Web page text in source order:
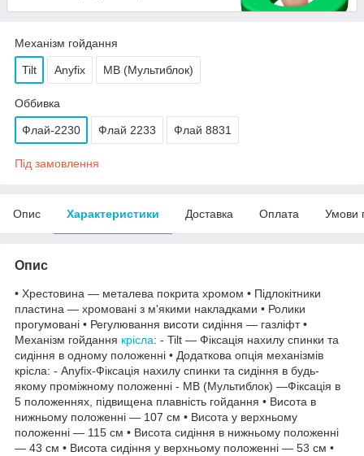
Механізм гойдання
Tilt Anyfix МВ (Мультиблок)
Оббивка
Флай-2230 Флай 2233 Флай 8831
Під замовлення
Опис Характеристики Доставка Оплата Умови
Опис
• Хрестовина — металева покрита хромом • Підлокітники
пластина — хромовані з м'якими накладками • Ролики
прогумовані • Регулювання висоти сидіння — газліфт •
Механізм гойдання крісла: - Tilt — Фіксація нахилу спинки та
сидіння в одному положенні • Додаткова опція механізмів
крісла: - Anyfix-Фіксація нахилу спинки та сидіння в будь-
якому проміжному положенні - МВ (Мультиблок) —Фіксація в
5 положеннях, підвищена плавність гойдання • Висота в
нижньому положенні — 107 см • Висота у верхньому
положенні — 115 см • Висота сидіння в нижньому положенні
— 43 см • Висота сидіння у верхньому положенні — 53 см •